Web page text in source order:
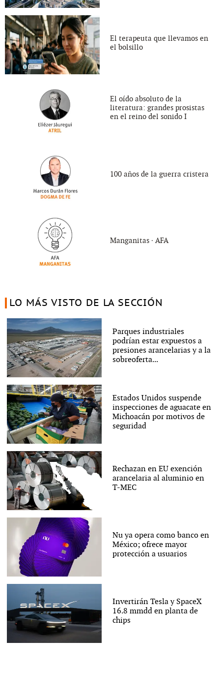
El terapeuta que llevamos en
el bolsillo
El oído absoluto de la
literatura: grandes prosistas
en el reino del sonido I
100 años de la guerra cristera
Manganitas ∙ AFA
LO MÁS VISTO DE LA SECCIÓN
Parques industriales
podrían estar expuestos a
presiones arancelarias y a la
sobreoferta...
Estados Unidos suspende
inspecciones de aguacate en
Michoacán por motivos de
seguridad
Rechazan en EU exención
arancelaria al aluminio en
T-MEC
Nu ya opera como banco en
México; ofrece mayor
protección a usuarios
Invertirán Tesla y SpaceX
16.8 mmdd en planta de
chips